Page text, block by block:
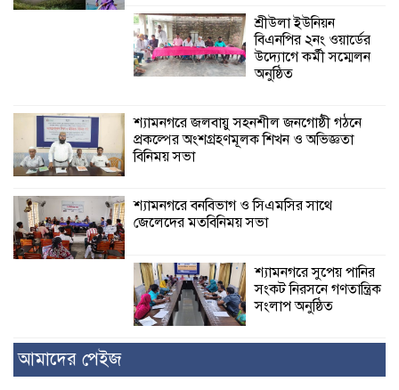
শ্রীউলা ইউনিয়ন
বিএনপির ২নং ওয়ার্ডের
উদ্যোগে কর্মী সম্মেলন
অনুষ্ঠিত
শ্যামনগরে জলবায়ু সহনশীল জনগোষ্ঠী গঠনে
প্রকল্পের অংশগ্রহণমূলক শিখন ও অভিজ্ঞতা
বিনিময় সভা
শ্যামনগরে বনবিভাগ ও সিএমসির সাথে
জেলেদের মতবিনিময় সভা
শ্যামনগরে সুপেয় পানির
সংকট নিরসনে গণতান্ত্রিক
সংলাপ অনুষ্ঠিত
আমাদের পেইজ